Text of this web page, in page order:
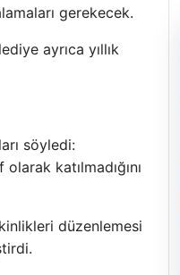
gerekecek.
ayrıca yıllık
söyledi:
katılmadığını
düzenlemesi